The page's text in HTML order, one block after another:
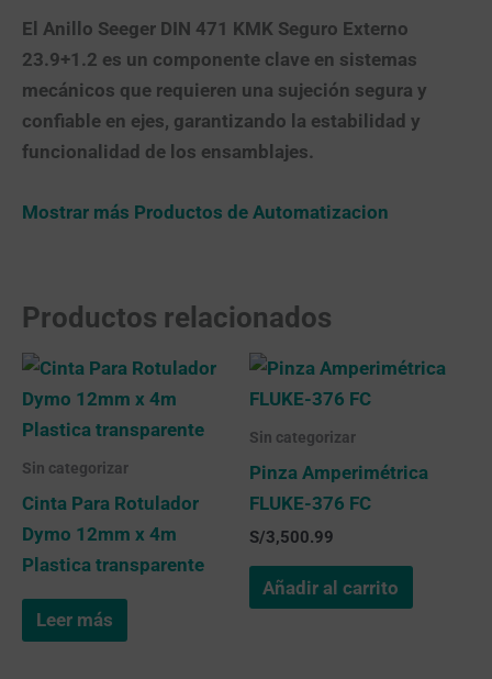
El Anillo Seeger DIN 471 KMK Seguro Externo
23.9+1.2 es un componente clave en sistemas
mecánicos que requieren una sujeción segura y
confiable en ejes, garantizando la estabilidad y
funcionalidad de los ensamblajes.
Mostrar más Productos de Automatizacion
Productos relacionados
Sin categorizar
Cinta Para Rotulador
Dymo 12mm x 4m
Plastica transparente
Leer más
Sin categorizar
Pinza Amperimétrica
FLUKE-376 FC
S/3,500.99
Añadir al carrito